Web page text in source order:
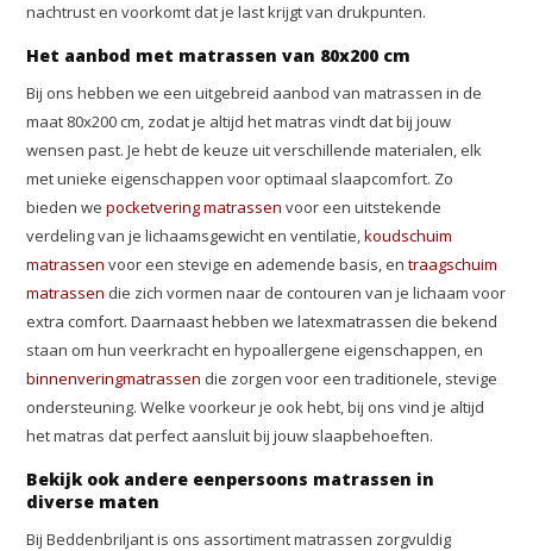
nachtrust en voorkomt dat je last krijgt van drukpunten.
Het aanbod met matrassen van 80x200 cm
Bij ons hebben we een uitgebreid aanbod van matrassen in de
maat 80x200 cm, zodat je altijd het matras vindt dat bij jouw
wensen past. Je hebt de keuze uit verschillende materialen, elk
met unieke eigenschappen voor optimaal slaapcomfort. Zo
bieden wepocketvering matrassen voor een uitstekende
verdeling van je lichaamsgewicht en ventilatie,koudschuim
matrassen voor een stevige en ademende basis, entraagschuim
matrassen die zich vormen naar de contouren van je lichaam voor
extra comfort. Daarnaast hebben we latexmatrassen die bekend
staan om hun veerkracht en hypoallergene eigenschappen, en
binnenveringmatrassen die zorgen voor een traditionele, stevige
ondersteuning. Welke voorkeur je ook hebt, bij ons vind je altijd
het matras dat perfect aansluit bij jouw slaapbehoeften.
Bekijk ook andere eenpersoons matrassen in
diverse maten
Bij Beddenbriljant is ons assortiment matrassen zorgvuldig